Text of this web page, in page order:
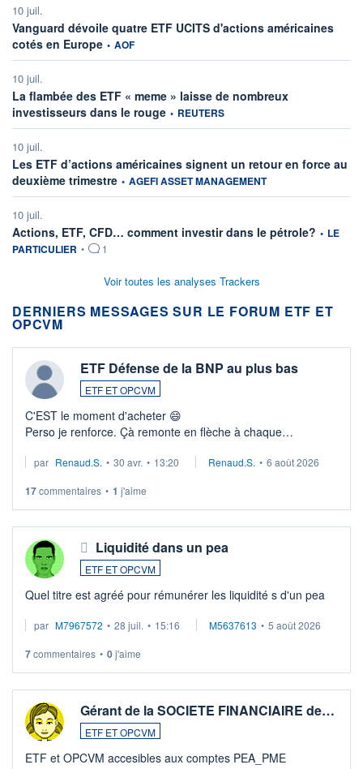
10 juil.
Vanguard dévoile quatre ETF UCITS d'actions américaines
cotés en Europe information fournie par
• AOF
10 juil.
La flambée des ETF « meme » laisse de nombreux
investisseurs dans le rouge information fournie par
• REUTERS
10 juil.
Les ETF d’actions américaines signent un retour en force au
deuxième trimestre information fournie par
• AGEFI ASSET MANAGEMENT
10 juil.
Actions, ETF, CFD… comment investir dans le pétrole? • LE
PARTICULIER • 1
Voir toutes les analyses Trackers
DERNIERS MESSAGES SUR LE FORUM ETF ET
OPCVM
ETF Défense de la BNP au plus bas
ETF ET OPCVM
C'EST le moment d'acheter 😄​
Perso je renforce. Çà remonte en flèche à chaque
Investissement long terme tip top pour sa retraite.
par Renaud.S. • 30 avr. • 13:20 Renaud.S. • 6 août 2026
17commentaires • 1 j'aime
Liquidité dans un pea
ETF ET OPCVM
Quel titre est agréé pour rémunérer les liquidité s d'un pea
par M7967572 • 28 juil. • 15:16 M5637613 • 5 août 2026
7commentaires • 0j'aime
Gérant de la SOCIETE FINANCIAIRE de…
ETF ET OPCVM
ETF et OPCVM accesibles aux comptes PEA_PME